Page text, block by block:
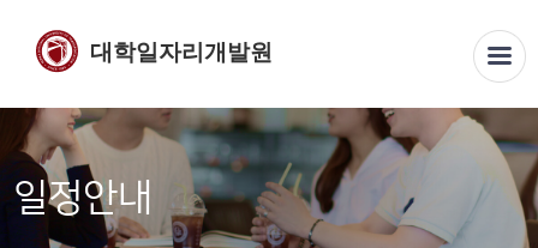
대학일자리개발원
일정안내